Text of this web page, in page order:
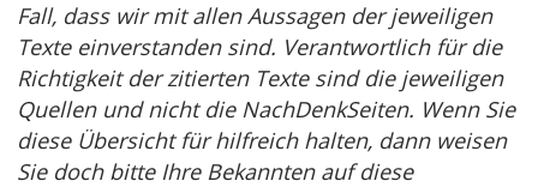
Fall, dass wir mit allen Aussagen der jeweiligen
Texte einverstanden sind. Verantwortlich für die
Richtigkeit der zitierten Texte sind die jeweiligen
Quellen und nicht die NachDenkSeiten. Wenn Sie
diese Übersicht für hilfreich halten, dann weisen
Sie doch bitte Ihre Bekannten auf diese